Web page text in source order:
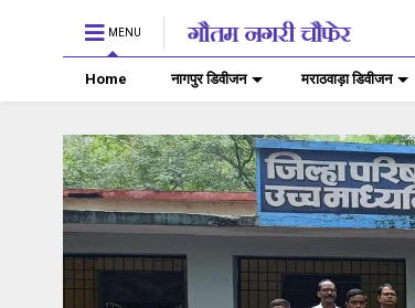
MENU
Home नागपुर डिवीजन मराठवाड़ा डिवीजन